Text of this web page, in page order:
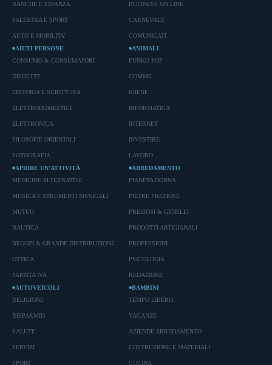
BANCHE E FINANZA
PALESTRA E SPORT
AUTO E MOBILITA'
BUSINESS ON LINE
CARNEVALE
COMUNICATI
AIUTI PERSONE
CONSUMO & CONSUMATORI
DISDETTE
EDITORIA E SCRITTURA
ELETTRODOMESTICI
ELETTRONICA
FILOSOFIE ORIENTALI
FOTOGRAFIA
ANIMALI
FUNKO POP
GOMME
IGIENE
INFORMATICA
INTERNET
INVESTIRE
LAVORO
APRIRE UN’ATTIVITÀ
MEDICINE ALTERNATIVE
MUSICA E STRUMENTI MUSICALI
MUTUO
NAUTICA
NEGOZI & GRANDE DISTRIBUZIONE
OTTICA
PARTITA IVA
ARREDAMENTO
PIANETA DONNA
PIETRE PREZIOSE
PREZIOSI & GIOIELLI
PRODOTTI ARTIGIANALI
PROFESSIONI
PSICOLOGIA
REDAZIONE
AUTOVEICOLI
RELIGIONE
RISPARMIO
SALUTE
SERVIZI
SPORT
BAMBINI
TEMPO LIBERO
VACANZE
AZIENDE ARREDAMENTO
COSTRUZIONE E MATERIALI
CUCINA